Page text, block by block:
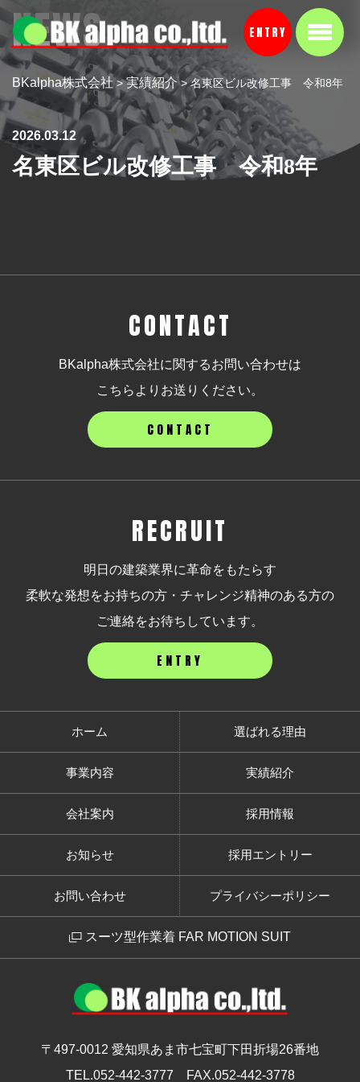
ENTRY
NEWS
BKalpha株式会社 >実績紹介>名東区ビル改修工事 令和8年
2026.03.12
名東区ビル改修工事 令和8年
CONTACT
BKalpha株式会社に関するお問い合わせは
こちらよりお送りください。
CONTACT
RECRUIT
明日の建築業界に革命をもたらす
柔軟な発想をお持ちの方・チャレンジ精神のある方の
ご連絡をお待ちしています。
ENTRY
ホーム 選ばれる理由
事業内容 実績紹介
会社案内 採用情報
お知らせ 採用エントリー
お問い合わせ プライバシーポリシー
スーツ型作業着 FAR MOTION SUIT
〒497-0012 愛知県あま市七宝町下田折場26番地
TEL.052-442-3777 FAX.052-442-3778